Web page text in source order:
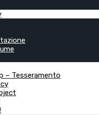
– Tesseramento